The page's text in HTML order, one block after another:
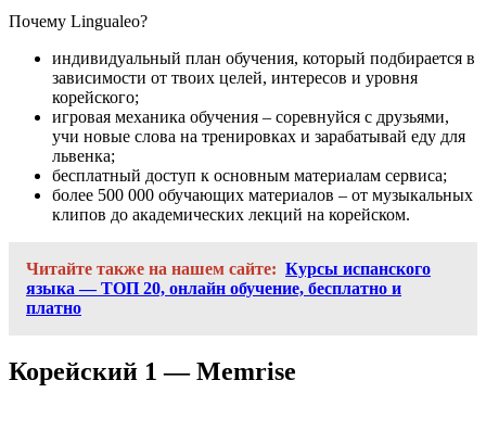
Почему Lingualeo?
индивидуальный план обучения, который подбирается в
зависимости от твоих целей, интересов и уровня
корейского;
игровая механика обучения – соревнуйся с друзьями,
учи новые слова на тренировках и зарабатывай еду для
львенка;
бесплатный доступ к основным материалам сервиса;
более 500 000 обучающих материалов – от музыкальных
клипов до академических лекций на корейском.
Читайте также на нашем сайте: Курсы испанского
языка — ТОП 20, онлайн обучение, бесплатно и
платно
Корейский 1 — Memrise